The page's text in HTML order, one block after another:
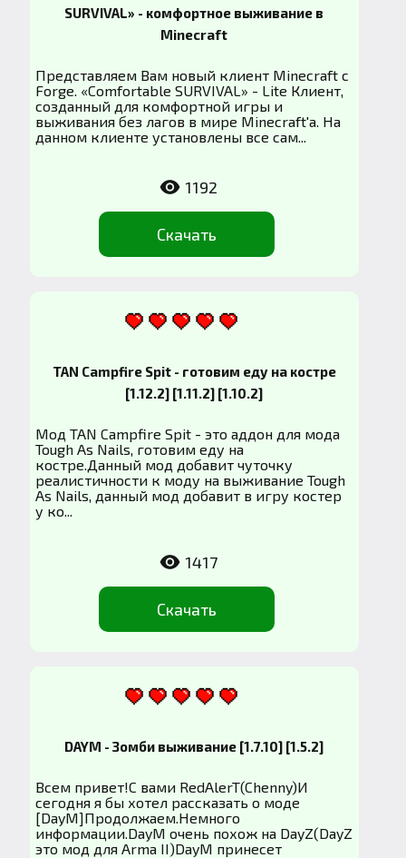
SURVIVAL» - комфортное выживание в
Minecraft
Представляем Вам новый клиент Minecraft с
Forge. «Comfortable SURVIVAL» - Lite Клиент,
созданный для комфортной игры и
выживания без лагов в мире Minecraft'а. На
данном клиенте установлены все сам...
Скачать
1192
TAN Campfire Spit - готовим еду на костре
[1.12.2] [1.11.2] [1.10.2]
Мод TAN Campfire Spit - это аддон для мода
Tough As Nails, готовим еду на
костре.Данный мод добавит чуточку
реалистичности к моду на выживание Tough
As Nails, данный мод добавит в игру костер
у ко...
Скачать
1417
DAYM - Зомби выживание [1.7.10] [1.5.2]
Всем привет!С вами RedAlerT(Chenny)И
сегодня я бы хотел рассказать о моде
[DayM]Продолжаем.Немного
информации.DayM очень похож на DayZ(DayZ
это мод для Arma II)DayM принесет